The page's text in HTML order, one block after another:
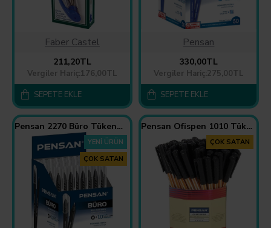
Faber Castel
211,20TL
Vergiler Hariç:176,00TL
SEPETE EKLE
Pensan
330,00TL
Vergiler Hariç:275,00TL
SEPETE EKLE
Pensan 2270 Büro Tükenmez Kalem Siyah 50'li Paket
YENI ÜRÜN
ÇOK SATAN
Pensan Ofispen 1010 Tükenmez Kalem 1.0 Mm 60 Adet - Mavi
ÇOK SATAN